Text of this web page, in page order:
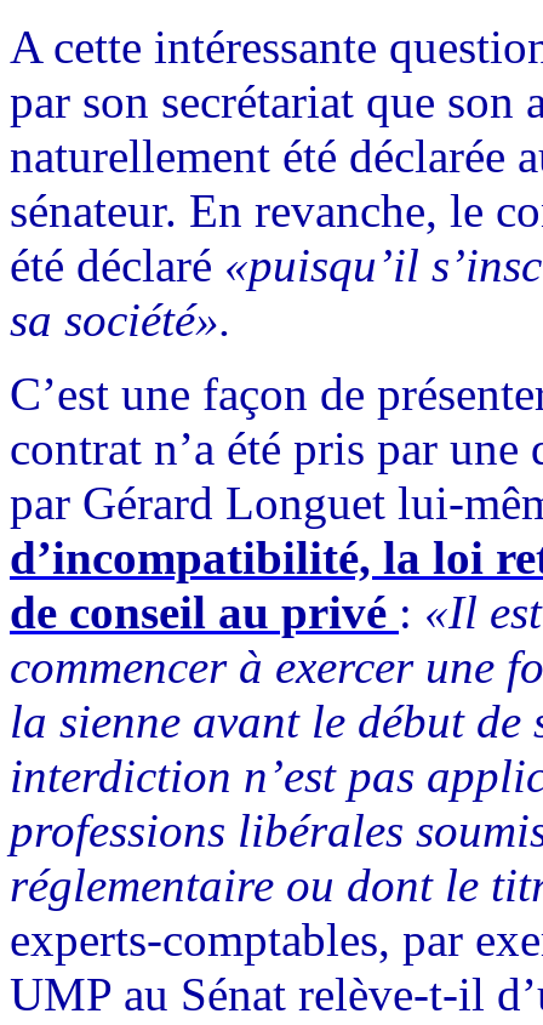
A cette intéressante
par son secrétariat que
naturellement été déclarée
sénateur. En revanche, le
été déclaré «puisqu’il
sa société».
C’est une façon de
contrat n’a été pris par une
par Gérard Longuet lui-
d’incompatibilité, la loi
de conseil au privé : «Il
commencer à exercer une
la sienne avant le début de
interdiction n’est pas
professions libérales
réglementaire ou dont le
experts-comptables, par
UMP au Sénat relève-t-il